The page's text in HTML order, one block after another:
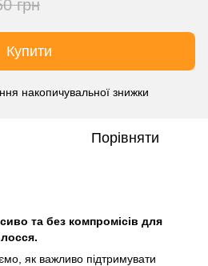
грн
Купити
накопичувальної знижки
Порівняти
та без компромісів для
як важливо підтримувати